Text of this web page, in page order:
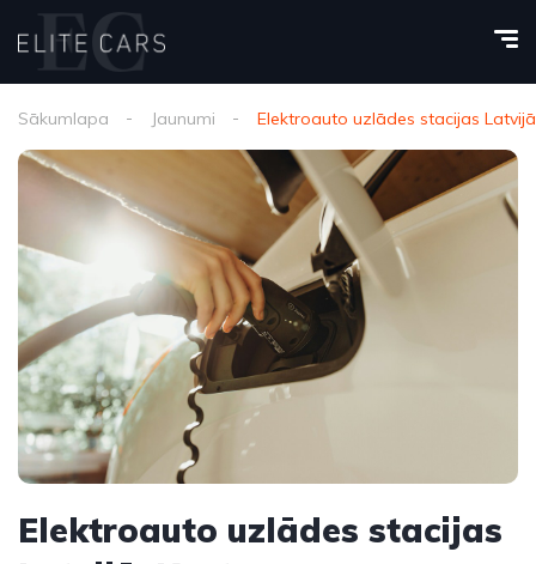
Sākumlapa Jaunumi Elektroauto uzlādes stacijas
Elektroauto uzlādes stacijas